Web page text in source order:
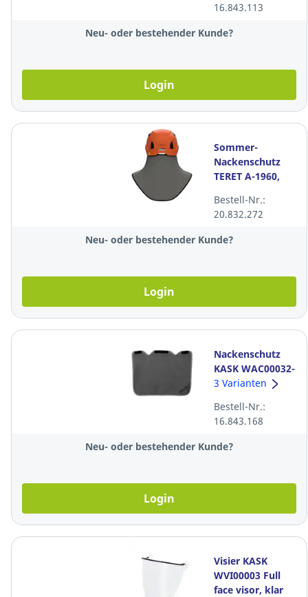
16.843.113
Neu- oder bestehender Kunde?
Login
Sommer-
Nackenschutz
TERET A-1960,
Bestell-Nr.:
20.832.272
Neu- oder bestehender Kunde?
Login
Nackenschutz
KASK WAC00032-
209, anthrazit
3 Varianten
Bestell-Nr.:
16.843.168
Neu- oder bestehender Kunde?
Login
Visier KASK
WVI00003 Full
face visor, klar